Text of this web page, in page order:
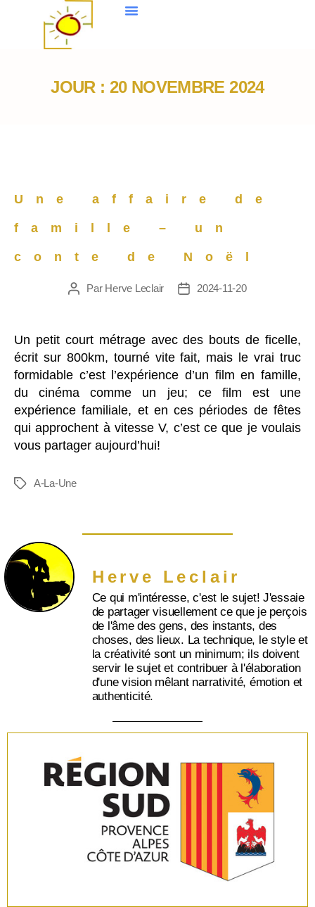
JOUR : 20 NOVEMBRE 2024
Une affaire de
famille – un
conte de Noël
Par Herve Leclair 2024-11-20
Un petit court métrage avec des bouts de ficelle,
écrit sur 800km, tourné vite fait, mais le vrai truc
formidable c’est l’expérience d’un film en famille,
du cinéma comme un jeu; ce film est une
expérience familiale, et en ces périodes de fêtes
qui approchent à vitesse V, c’est ce que je voulais
vous partager aujourd’hui!
A-La-Une
Herve Leclair
Ce qui m'intéresse, c'est le sujet! J'essaie
de partager visuellement ce que je perçois
de l'âme des gens, des instants, des
choses, des lieux. La technique, le style et
la créativité sont un minimum; ils doivent
servir le sujet et contribuer à l'élaboration
d'une vision mêlant narrativité, émotion et
authenticité.